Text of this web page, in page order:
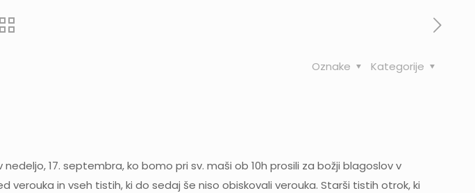
Kategorije
Oznake
17. septembra, ko bomo pri sv. maši ob 10h prosili za božji blagoslov v
in vseh tistih, ki do sedaj še niso obiskovali verouka. Starši tistih otrok, ki